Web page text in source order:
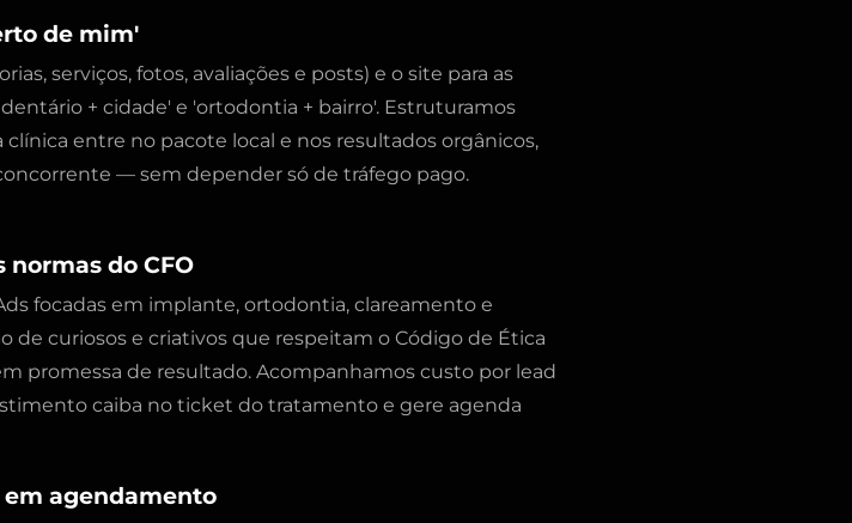
de mim'
serviços, fotos, avaliações e posts) e o site para as
+ cidade' e 'ortodontia + bairro'. Estruturamos
entre no pacote local e nos resultados orgânicos,
— sem depender só de tráfego pago.
do CFO
focadas em implante, ortodontia, clareamento e
de curiosos e criativos que respeitam o Código de Ética
promessa de resultado. Acompanhamos custo por lead
caiba no ticket do tratamento e gere agenda
agendamento